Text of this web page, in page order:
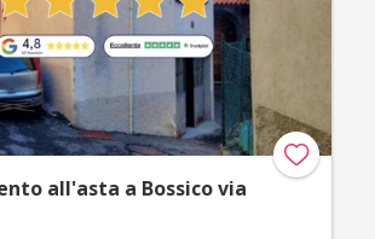
all'asta a Bossico via